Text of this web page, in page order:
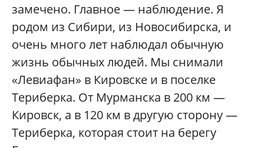
замечено. Главное — наблюдение. Я
родом из Сибири, из Новосибирска, и
очень много лет наблюдал обычную
жизнь обычных людей. Мы снимали
«Левиафан» в Кировске и в поселке
Териберка. От Мурманска в 200 км —
Кировск, а в 120 км в другую сторону —
Териберка, которая стоит на берегу